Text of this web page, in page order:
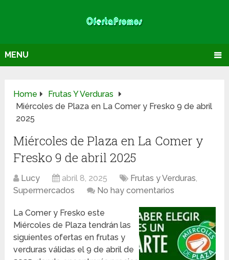
MENU
Home
Frutas Y Verduras
Miércoles de Plaza en La Comer y Fresko 9 de abril
2025
Miércoles de Plaza en La Comer y
Fresko 9 de abril 2025
Lucy abril 8, 2025 Frutas y Verduras,
Supermercados
No hay comentarios
La Comer y Fresko este
Miércoles de Plaza tendrán las
siguientes ofertas en frutas y
verduras válidas el 9 de abril de